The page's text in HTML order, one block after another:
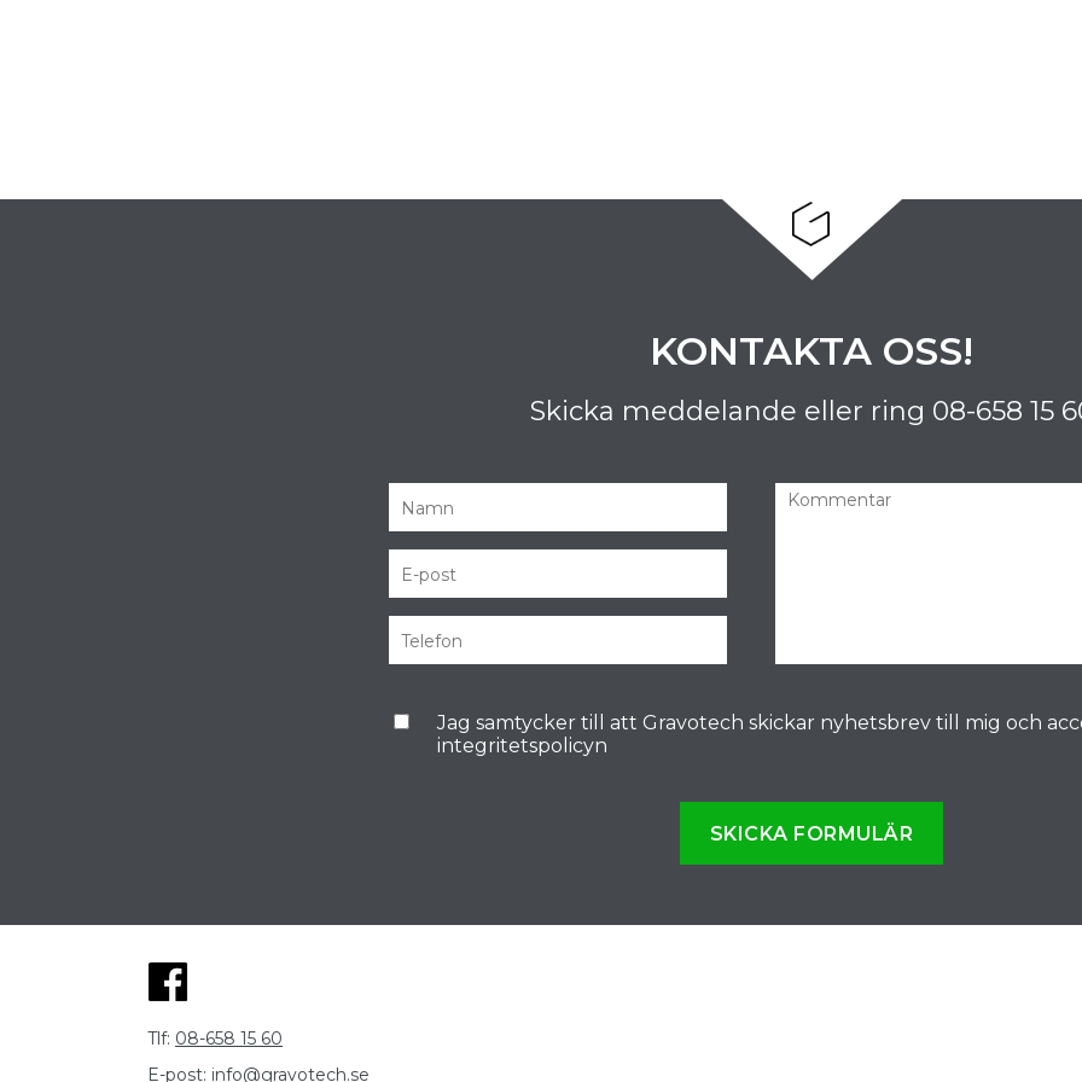
KONTAKTA OSS!
Skicka meddelande eller ring 08-658 15
Jag samtycker till att Gravotech skickar nyhetsbrev till mig och
integritetspolicyn
SKICKA FORMULÄR
Tlf: 08-658 15 60
E-post: info@gravotech.se